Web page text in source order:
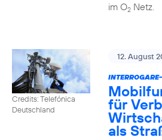
im O2Netz.
Credits: Telefónica
Deutschland
12. August
für
als